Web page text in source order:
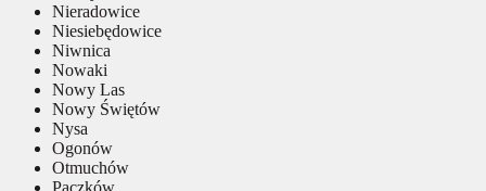
Nieradowice
Niesiebędowice
Niwnica
Nowaki
Nowy Las
Nowy Świętów
Nysa
Ogonów
Otmuchów
Paczków